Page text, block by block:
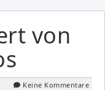
von
Keine Kommentare